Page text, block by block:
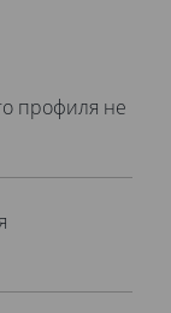
профиля не